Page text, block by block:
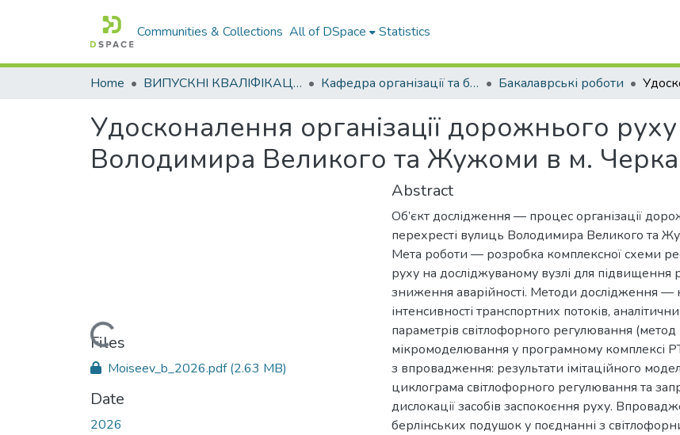
Communities & Collections All of DSpace Statistics
Home ВИПУСКНІ КВАЛІФІКАЦІЙНІ РОБОТИ Кафедра організації та безпеки дорожнього руху Бакалаврські роботи
Удосконалення організації дорожнього
Володимира Великого та Жужоми в м.
Loading...
Files
Moiseev_b_2026.pdf(2.63 MB)
Date
2026
Abstract
Об’єкт дослідження — процес організації
перехресті вулиць Володимира Великого та
Мета роботи — розробка комплексної схеми
руху на досліджуваному вузлі для підвищення
зниження аварійності. Методи дослідження —
інтенсивності транспортних потоків,
параметрів світлофорного регулювання (метод
мікромоделювання у програмному комплексі
з впровадження: результати імітаційного
циклограма світлофорного регулювання та
дислокації засобів заспокоєння руху.
берлінських подушок у поєднанні з